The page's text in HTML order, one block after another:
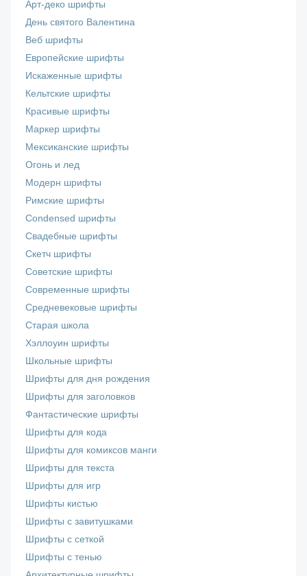
Арт-деко шрифты
День святого Валентина
Веб шрифты
Европейские шрифты
Искаженные шрифты
Кельтские шрифты
Красивые шрифты
Маркер шрифты
Мексиканские шрифты
Огонь и лед
Модерн шрифты
Римские шрифты
Сondensed шрифты
Свадебные шрифты
Скетч шрифты
Советские шрифты
Современные шрифты
Средневековые шрифты
Старая школа
Хэллоуин шрифты
Школьные шрифты
Шрифты для дня рождения
Шрифты для заголовков
Фантастические шрифты
Шрифты для кода
Шрифты для комиксов манги
Шрифты для текста
Шрифты для игр
Шрифты кистью
Шрифты с завитушками
Шрифты с сеткой
Шрифты с тенью